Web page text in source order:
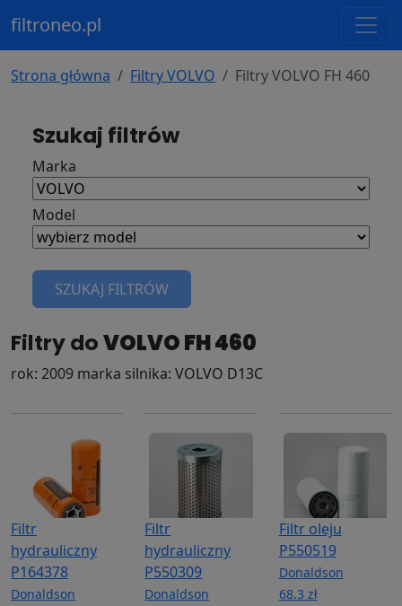
filtroneo.pl
Strona główna Filtry VOLVO Filtry VOLVO FH 460
Szukaj filtrów
Marka
Model
SZUKAJ FILTRÓW
Filtry doVOLVO FH 460
rok: 2009 marka silnika: VOLVO D13C
Filtr
hydrauliczny
P164378
Donaldson
Filtr
hydrauliczny
P550309
Donaldson
Filtr oleju
P550519
Donaldson
68.3 zł